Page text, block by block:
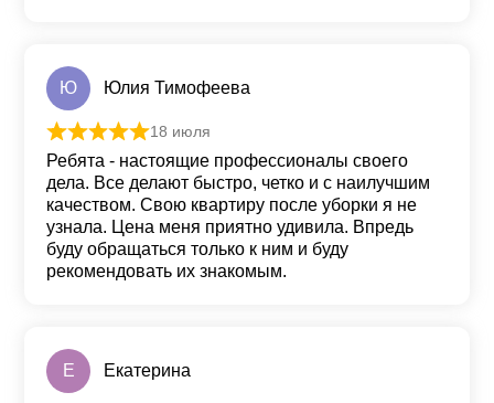
Ю Юлия Тимофеева
Оценка
18 июля
Ребята - настоящие профессионалы своего
дела. Все делают быстро, четко и с наилучшим
качеством. Свою квартиру после уборки я не
узнала. Цена меня приятно удивила. Впредь
буду обращаться только к ним и буду
рекомендовать их знакомым.
Е Екатерина